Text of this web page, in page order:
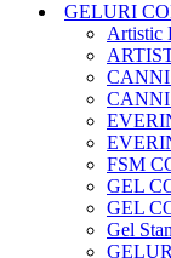
GELURI
Artistic
CANNI
FSM
GEL
GEL
Gel